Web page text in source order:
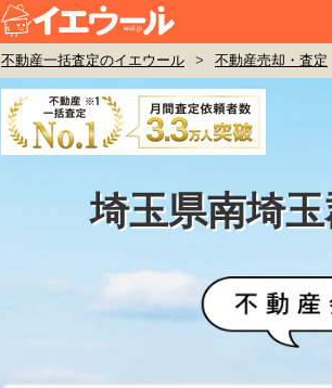
不動産一括査定のイエウール > 不動産売却・査定
埼玉県南埼